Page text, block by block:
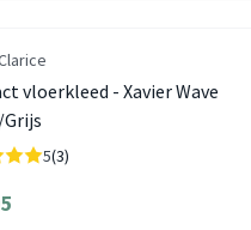
vloerkleed - Xavier Wave
5(3)